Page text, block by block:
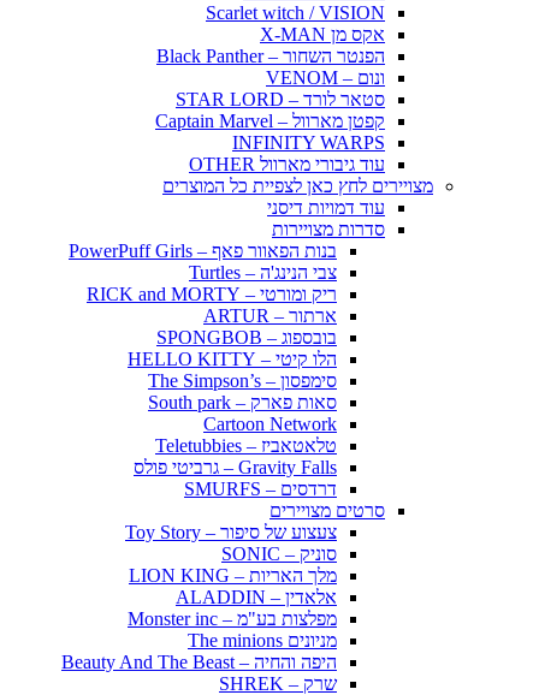
Scarlet witch / VISION
אקס מן X-MAN
הפנטר השחור – Black Panther
ונום – VENOM
סטאר לורד – STAR LORD
קפטן מארוול – Captain Marvel
INFINITY WARPS
עוד גיבורי מארוול OTHER
מצויירים לחץ כאן לצפיית כל המוצרים
עוד דמויות דיסני
סדרות מצויירות
בנות הפאוור פאף – PowerPuff Girls
צבי הנינג'ה – Turtles
ריק ומורטי – RICK and MORTY
ארתור – ARTUR
בובספוג – SPONGBOB
הלו קיטי – HELLO KITTY
סימפסון – The Simpson’s
סאות פארק – South park
Cartoon Network
טלאטאביז – Teletubbies
Gravity Falls – גרביטי פולס
דרדסים – SMURFS
סרטים מצויירים
צעצוע של סיפור – Toy Story
סוניק – SONIC
מלך האריות – LION KING
אלאדין – ALADDIN
מפלצות בע"מ – Monster inc
מניונים The minions
היפה והחיה – Beauty And The Beast
שרק – SHREK